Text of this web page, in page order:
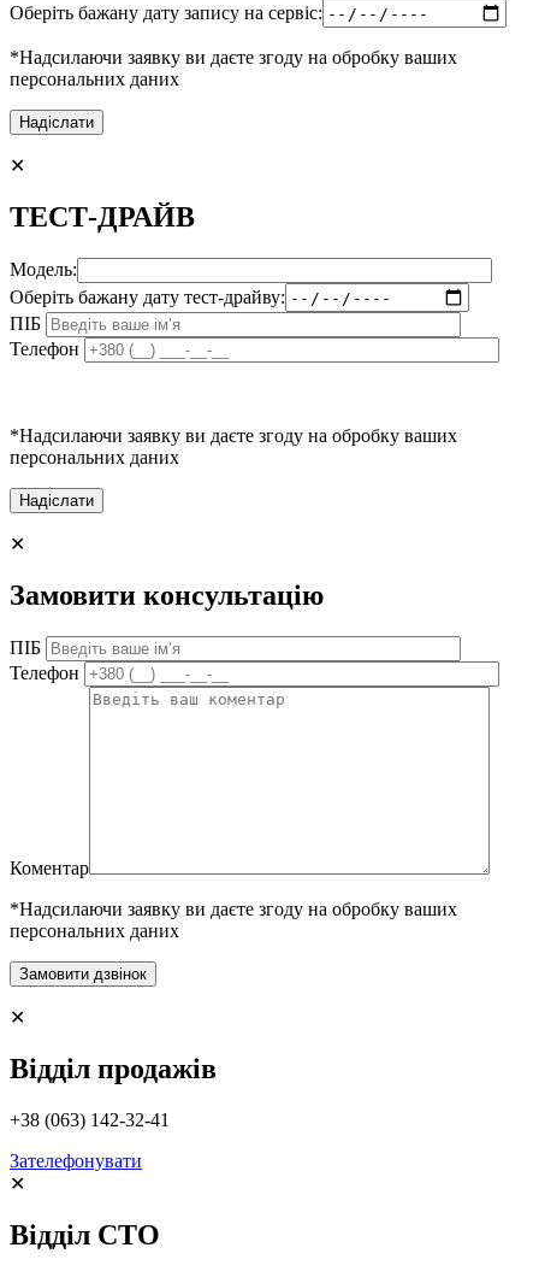
Оберіть бажану дату запису на сервіс:
*Надсилаючи заявку ви даєте згоду на обробку ваших
персональних даних
✕
ТЕСТ-ДРАЙВ
Модель:
Оберіть бажану дату тест-драйву:
ПІБ
Телефон
*Надсилаючи заявку ви даєте згоду на обробку ваших
персональних даних
✕
Замовити консультацію
ПІБ
Телефон
Коментар
*Надсилаючи заявку ви даєте згоду на обробку ваших
персональних даних
✕
Відділ продажів
+38 (063) 142-32-41
Зателефонувати
✕
Відділ СТО